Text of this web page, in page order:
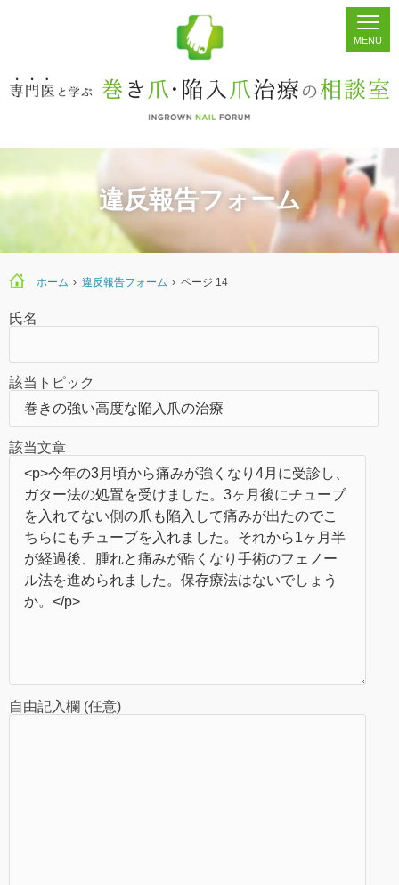
シェア 掲示板 検索
違反報告フォーム
ホーム › 違反報告フォーム › ページ 14
氏名
該当トピック
該当文章
自由記入欄 (任意)